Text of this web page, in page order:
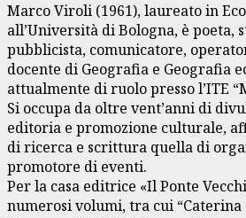
Marco Viroli (1961), laureato in
all’Università di Bologna, è poeta,
pubblicista, comunicatore,
docente di Geografia e Geografia
attualmente di ruolo presso l’ITE
Si occupa da oltre vent’anni di
editoria e promozione culturale,
di ricerca e scrittura quella di
promotore di eventi.
Per la casa editrice «Il Ponte
numerosi volumi, tra cui “Caterina